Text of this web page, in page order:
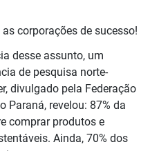
corporações de sucesso!
desse assunto, um
de pesquisa norte-
divulgado pela Federação
Paraná, revelou: 87% da
comprar produtos e
Ainda, 70% dos